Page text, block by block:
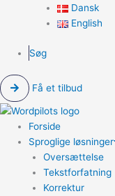
Dansk
English
Søg
Få et tilbud
Forside
Sproglige løsninger
Oversættelse
Tekstforfatning
Korrektur